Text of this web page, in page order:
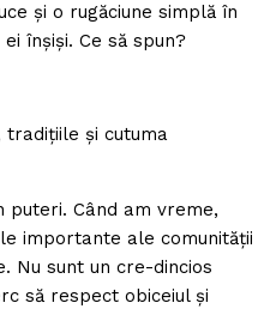
şi o rugăciune simplă în
înşişi. Ce să spun?
tradiţiile şi cutuma
puteri. Când am vreme,
importante ale comunităţii
Nu sunt un cre-dincios
să respect obiceiul şi